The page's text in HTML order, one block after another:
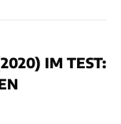
IM TEST: